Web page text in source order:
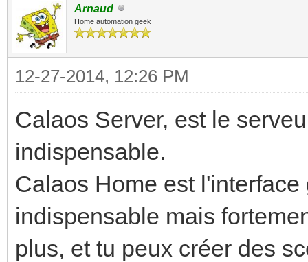
Arnaud
Home automation geek
12-27-2014, 12:26 PM
Calaos Server, est le
indispensable.
Calaos Home est
indispensable mais
plus, et tu peux créer des